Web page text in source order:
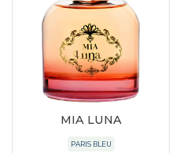
MIA LUNA
PARIS BLEU